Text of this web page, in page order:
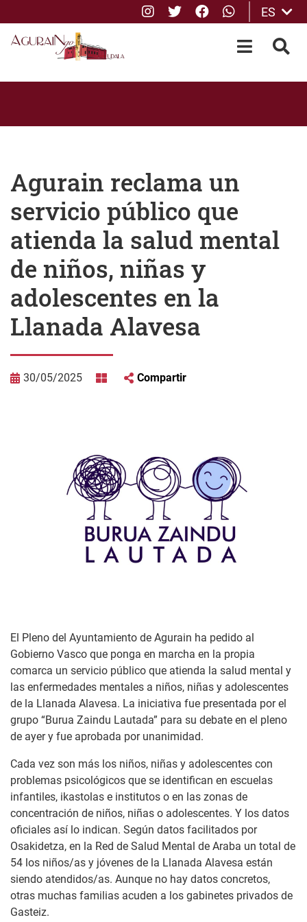
Instagram
TwitterFacebook
whatsApp
ES
OPEN-
Agurain reclama un
servicio público que
atienda la salud mental
de niños, niñas y
adolescentes en la
Llanada Alavesa
30/05/2025 Compartir
El Pleno del Ayuntamiento de Agurain ha pedido al
Gobierno Vasco que ponga en marcha en la propia
comarca un servicio público que atienda la salud mental y
las enfermedades mentales a niños, niñas y adolescentes
de la Llanada Alavesa. La iniciativa fue presentada por el
grupo “Burua Zaindu Lautada” para su debate en el pleno
de ayer y fue aprobada por unanimidad.
Cada vez son más los niños, niñas y adolescentes con
problemas psicológicos que se identifican en escuelas
infantiles, ikastolas e institutos o en las zonas de
concentración de niños, niñas o adolescentes. Y los datos
oficiales así lo indican. Según datos facilitados por
Osakidetza, en la Red de Salud Mental de Araba un total de
54 los niños/as y jóvenes de la Llanada Alavesa están
siendo atendidos/as. Aunque no hay datos concretos,
otras muchas familias acuden a los gabinetes privados de
Gasteiz.